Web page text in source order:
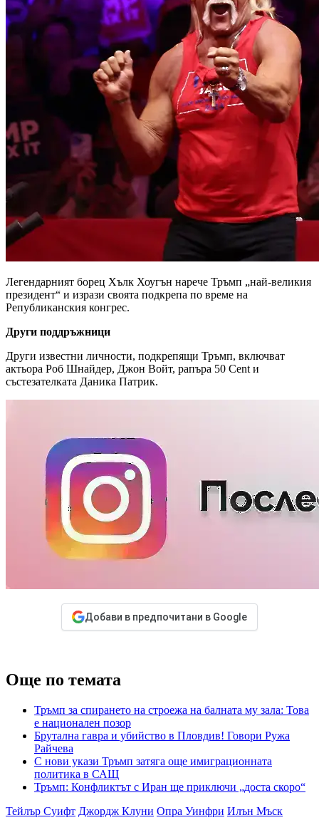
Легендарният борец Хълк Хоугън нарече Тръмп „най-великия
президент“ и изрази своята подкрепа по време на
Републиканския конгрес.
Други поддръжници
Други известни личности, подкрепящи Тръмп, включват
актьора Роб Шнайдер, Джон Войт, рапъра 50 Cent и
състезателката Даника Патрик.
Добави в предпочитани в Google
Още по темата
Тръмп за спирането на строежа на балната му зала: Това
е национален позор
Брутална гавра и убийство в Пловдив! Говори Ружа
Райчева
С нови укази Тръмп затяга още имиграционната
политика в САЩ
Тръмп: Конфликтът с Иран ще приключи „доста скоро“
Тейлър Суифт Джордж Клуни Опра Уинфри Илън Мъск